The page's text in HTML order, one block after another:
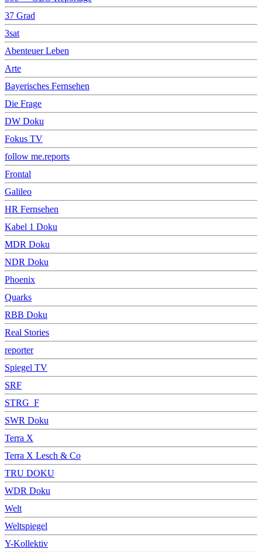
37 Grad
3sat
Abenteuer Leben
Arte
Bayerisches Fernsehen
Die Frage
DW Doku
Fokus TV
follow me.reports
Frontal
Galileo
HR Fernsehen
Kabel 1 Doku
MDR Doku
NDR Doku
Phoenix
Quarks
RBB Doku
Real Stories
reporter
Spiegel TV
SRF
STRG_F
SWR Doku
Terra X
Terra X Lesch & Co
TRU DOKU
WDR Doku
Welt
Weltspiegel
Y-Kollektiv